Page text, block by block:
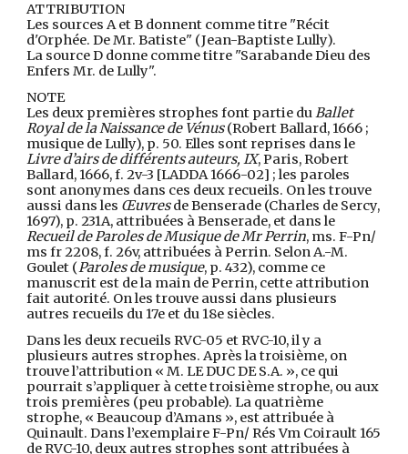
ATTRIBUTION
Les sources A et B donnent comme titre "Récit
d'Orphée. De Mr. Batiste" (Jean-Baptiste Lully).
La source D donne comme titre "Sarabande Dieu des
Enfers Mr. de Lully".
NOTE
Les deux premières strophes font partie duBallet
Royal de la Naissance de Vénus(Robert Ballard, 1666 ;
musique de Lully), p. 50. Elles sont reprises dans le
Livre d’airs de différents auteurs, IX, Paris, Robert
Ballard, 1666, f. 2v-3 [LADDA 1666-02] ; les paroles
sont anonymes dans ces deux recueils. On les trouve
aussi dans les Œuvresde Benserade (Charles de Sercy,
1697), p. 231A, attribuées à Benserade, et dans le
Recueil de Paroles de Musique de Mr Perrin, ms. F-Pn/
ms fr 2208, f. 26v, attribuées à Perrin. Selon A.-M.
Goulet (Paroles de musique, p. 432), comme ce
manuscrit est de la main de Perrin, cette attribution
fait autorité. On les trouve aussi dans plusieurs
autres recueils du 17e et du 18e siècles.
Dans les deux recueils RVC-05 et RVC-10, il y a
plusieurs autres strophes. Après la troisième, on
trouve l’attribution « M. LE DUC DE S.A. », ce qui
pourrait s’appliquer à cette troisième strophe, ou aux
trois premières (peu probable). La quatrième
strophe, « Beaucoup d’Amans », est attribuée à
Quinault. Dans l’exemplaire F-Pn/ Rés Vm Coirault 165
de RVC-10, deux autres strophes sont attribuées à